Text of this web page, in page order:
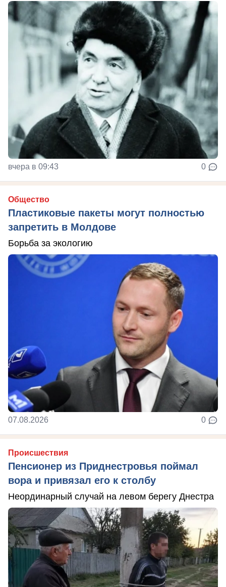
вчера в 09:43 0
Общество
Пластиковые пакеты могут полностью
запретить в Молдове
Борьба за экологию
07.08.2026 0
Происшествия
Пенсионер из Приднестровья поймал
вора и привязал его к столбу
Неординарный случай на левом берегу Днестра